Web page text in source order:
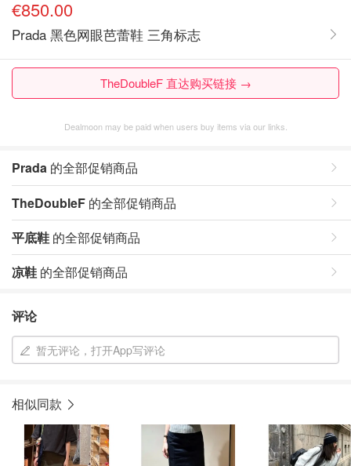
€850.00
Prada 黑色网眼芭蕾鞋 三角标志
TheDoubleF 直达购买链接 →
Dealmoon may be paid when users buy items via our links.
Prada 的全部促销商品
TheDoubleF 的全部促销商品
平底鞋 的全部促销商品
凉鞋 的全部促销商品
评论
暂无评论，打开App写评论
相似同款